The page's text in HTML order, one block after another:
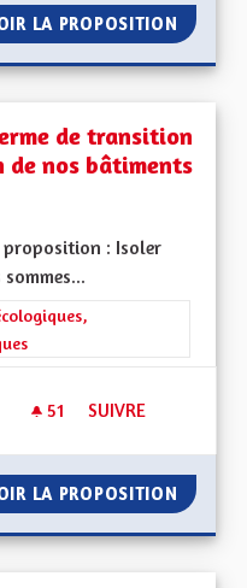
LA PROPOSITION
de transition
nos bâtiments
: Isoler
: Les transitions
51 51 ABONNÉS
SUIVRE
LA PROPOSITION